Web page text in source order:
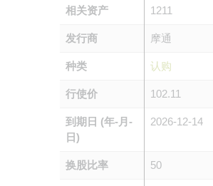
相关资产 1211
发行商 摩通
种类 认购
行使价 102.11
到期日 (年-月-
日)
2026-12-14
换股比率 50